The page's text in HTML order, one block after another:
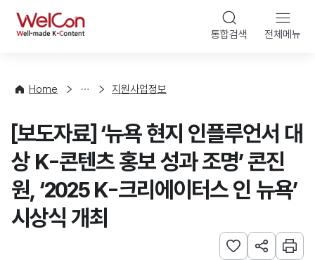
WelCon 통합검색 전체메뉴
Home
사
청
지원사업정보
[보도자료] ‘뉴욕 현지 인플루언서 대
상 K-콘텐츠 홍보 성과 조명’ 콘진
원, ‘2025 K-크리에이터스 인 뉴욕’
시상식 개최
관심사 등록하기
URL 공유하
인쇄